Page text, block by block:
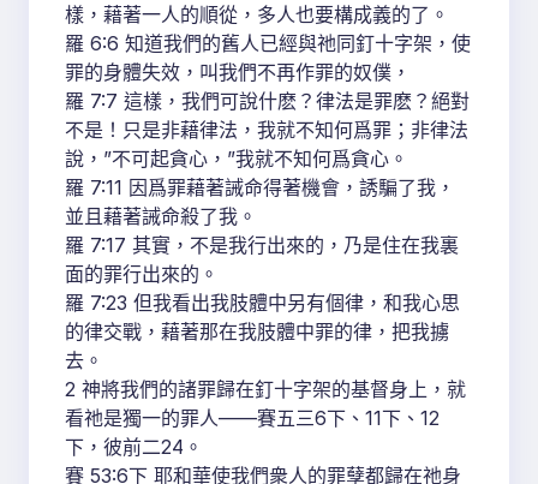
樣，藉著一人的順從，多人也要構成義的了。
羅 6:6 知道我們的舊人已經與祂同釘十字架，使
罪的身體失效，叫我們不再作罪的奴僕，
羅 7:7 這樣，我們可說什麽？律法是罪麽？絕對
不是！只是非藉律法，我就不知何爲罪；非律法
說，”不可起貪心，”我就不知何爲貪心。
羅 7:11 因爲罪藉著誡命得著機會，誘騙了我，
並且藉著誡命殺了我。
羅 7:17 其實，不是我行出來的，乃是住在我裏
面的罪行出來的。
羅 7:23 但我看出我肢體中另有個律，和我心思
的律交戰，藉著那在我肢體中罪的律，把我擄
去。
2 神將我們的諸罪歸在釘十字架的基督身上，就
看祂是獨一的罪人——賽五三6下、11下、12
下，彼前二24。
賽 53:6下 耶和華使我們衆人的罪孽都歸在祂身